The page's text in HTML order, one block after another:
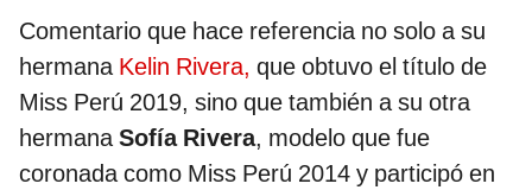
Comentario que hace referencia no solo a su
hermana Kelin Rivera, que obtuvo el título de
Miss Perú 2019, sino que también a su otra
hermanaSofía Rivera, modelo que fue
coronada como Miss Perú 2014 y participó en